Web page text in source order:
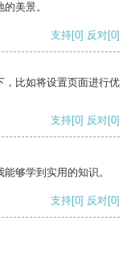
美景。
支持[0] 反对[0]
，比如将设置页面进行优
支持[0] 反对[0]
够学到实用的知识。
支持[0] 反对[0]